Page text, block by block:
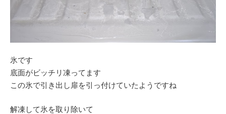
氷です
底面がビッチリ凍ってます
この氷で引き出し扉を引っ付けていたようですね
解凍して氷を取り除いて